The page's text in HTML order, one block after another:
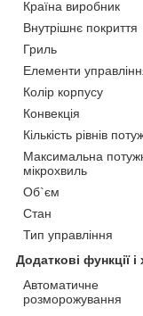
Країна виробник
Внутрішнє покриття
Гриль
Елементи
Колір корпусу
Конвекція
Кількість рівнів
Максимальна
мікрохвиль
Об`єм
Стан
Тип управління
Додаткові функції
Автоматичне
розморожування